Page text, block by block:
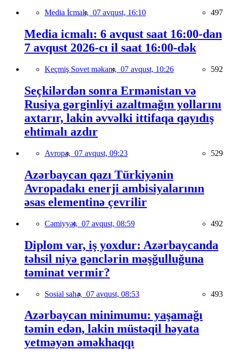
Media İcmalı, 07 avqust, 16:10 497
Media icmalı: 6 avqust saat 16:00-dan
7 avqust 2026-cı il saat 16:00-dək
Keçmiş Sovet məkanı, 07 avqust, 10:26 592
Seçkilərdən sonra Ermənistan və
Rusiya gərginliyi azaltmağın yollarını
axtarır, lakin əvvəlki ittifaqa qayıdış
ehtimalı azdır
Avropa, 07 avqust, 09:23 529
Azərbaycan qazı Türkiyənin
Avropadakı enerji ambisiyalarının
əsas elementinə çevrilir
Cəmiyyət, 07 avqust, 08:59 492
Diplom var, iş yoxdur: Azərbaycanda
təhsil niyə gənclərin məşğulluğuna
təminat vermir?
Sosial sahə, 07 avqust, 08:53 493
Azərbaycan minimumu: yaşamağı
təmin edən, lakin müstəqil həyata
yetməyən əməkhaqqı